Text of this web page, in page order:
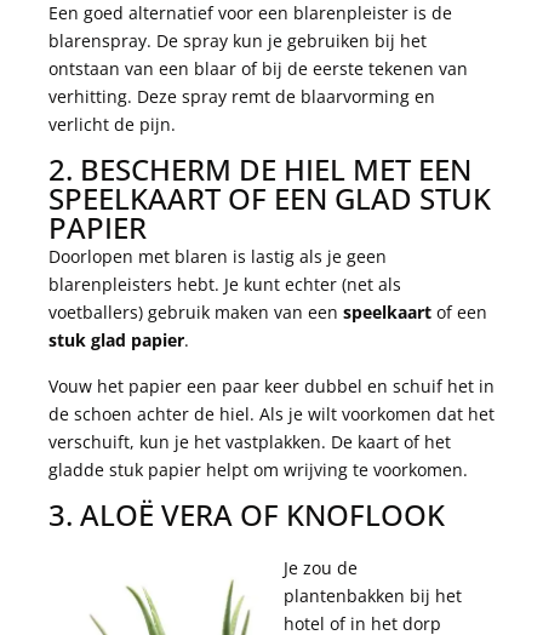
Een goed alternatief voor een blarenpleister is de
blarenspray. De spray kun je gebruiken bij het
ontstaan van een blaar of bij de eerste tekenen van
verhitting. Deze spray remt de blaarvorming en
verlicht de pijn.
2. BESCHERM DE HIEL MET EEN
SPEELKAART OF EEN GLAD STUK
PAPIER
Doorlopen met blaren is lastig als je geen
blarenpleisters hebt. Je kunt echter (net als
voetballers) gebruik maken van een speelkaart of een
stuk glad papier.
Vouw het papier een paar keer dubbel en schuif het in
de schoen achter de hiel. Als je wilt voorkomen dat het
verschuift, kun je het vastplakken. De kaart of het
gladde stuk papier helpt om wrijving te voorkomen.
3. ALOË VERA OF KNOFLOOK
Je zou de
plantenbakken bij het
hotel of in het dorp